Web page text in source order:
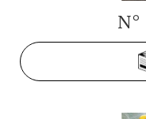
N°